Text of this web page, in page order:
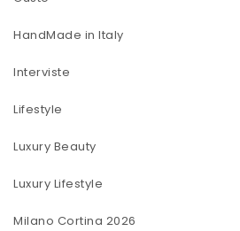
HandMade in Italy
Interviste
Lifestyle
Luxury Beauty
Luxury Lifestyle
Milano Cortina 2026